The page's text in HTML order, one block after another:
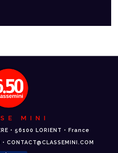
MINI
• 56100 LORIENT • France